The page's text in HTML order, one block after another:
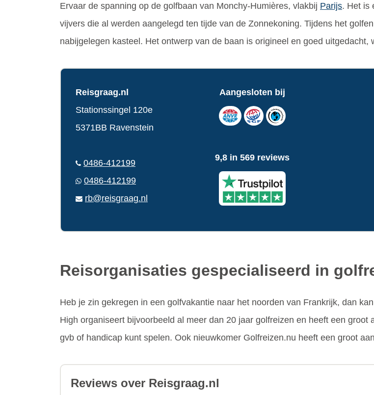
Ervaar de spanning op de golfbaan van Monchy-Humières, vlakbij Parijs. Het is
vijvers die al werden aangelegd ten tijde van de Zonnekoning. Tijdens het
nabijgelegen kasteel. Het ontwerp van de baan is origineel en goed
Reisgraag.nl
Stationssingel 120e
5371BB Ravenstein
0486-412199
0486-412199
rb@reisgraag.nl
Aangesloten bij
9,8 in 569 reviews
Reisorganisaties gespecialiseerd in
Heb je zin gekregen in een golfvakantie naar het noorden van Frankrijk, dan
High organiseert bijvoorbeeld al meer dan 20 jaar golfreizen en heeft een
gvb of handicap kunt spelen. Ook nieuwkomer Golfreizen.nu heeft een groot
Reviews over Reisgraag.nl